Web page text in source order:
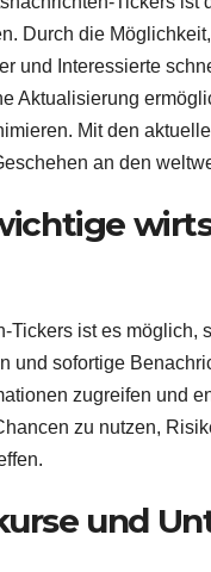
Durch die
und Interessierte
Aktualisierung
Mit den
an den
Tickers ist es
und sofortige
zugreifen und
zu nutzen,
und